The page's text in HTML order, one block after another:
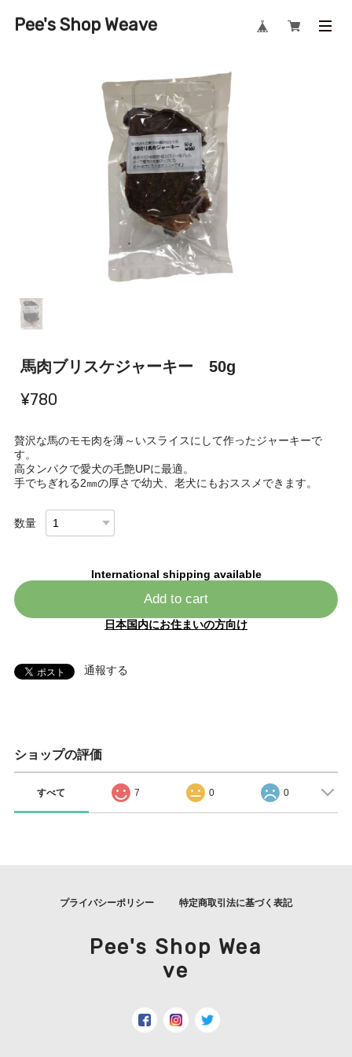
Pee's Shop Weave
馬肉ブリスケジャーキー 50g
¥780
贅沢な馬のモモ肉を薄～いスライスにして作ったジャーキーで
す。
高タンパクで愛犬の毛艶UPに最適。
手でちぎれる2㎜の厚さで幼犬、老犬にもおススメできます。
数量
International shipping available
Add to cart
日本国内にお住まいの方向け
通報する
ショップの評価
すべて 7 0 0
プライバシーポリシー 特定商取引法に基づく表記
Pee's Shop Wea
ve